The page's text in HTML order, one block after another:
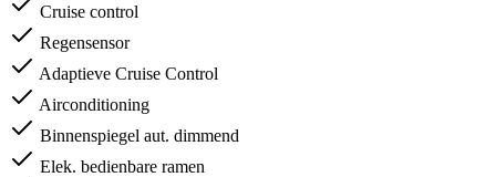
Cruise control
Regensensor
Adaptieve Cruise Control
Airconditioning
Binnenspiegel aut. dimmend
Elek. bedienbare ramen